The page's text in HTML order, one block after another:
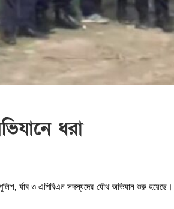
ধরা
পুলিশ, র্যাব ও এপিবিএন সদস্যদের যৌথ অভিযান শুরু হয়েছে।